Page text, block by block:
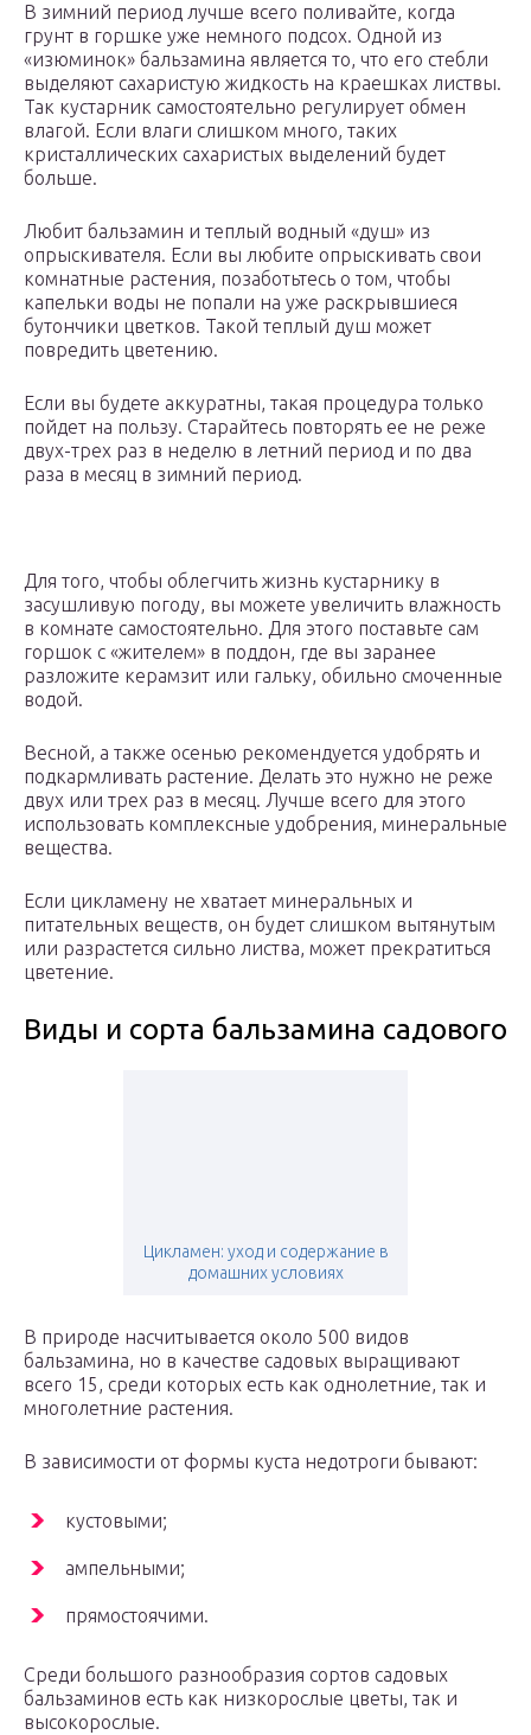
В зимний период лучше всего поливайте, когда
грунт в горшке уже немного подсох. Одной из
«изюминок» бальзамина является то, что его стебли
выделяют сахаристую жидкость на краешках листвы.
Так кустарник самостоятельно регулирует обмен
влагой. Если влаги слишком много, таких
кристаллических сахаристых выделений будет
больше.
Любит бальзамин и теплый водный «душ» из
опрыскивателя. Если вы любите опрыскивать свои
комнатные растения, позаботьтесь о том, чтобы
капельки воды не попали на уже раскрывшиеся
бутончики цветков. Такой теплый душ может
повредить цветению.
Если вы будете аккуратны, такая процедура только
пойдет на пользу. Старайтесь повторять ее не реже
двух-трех раз в неделю в летний период и по два
раза в месяц в зимний период.
Для того, чтобы облегчить жизнь кустарнику в
засушливую погоду, вы можете увеличить влажность
в комнате самостоятельно. Для этого поставьте сам
горшок с «жителем» в поддон, где вы заранее
разложите керамзит или гальку, обильно смоченные
водой.
Весной, а также осенью рекомендуется удобрять и
подкармливать растение. Делать это нужно не реже
двух или трех раз в месяц. Лучше всего для этого
использовать комплексные удобрения, минеральные
вещества.
Если цикламену не хватает минеральных и
питательных веществ, он будет слишком вытянутым
или разрастется сильно листва, может прекратиться
цветение.
Виды и сорта бальзамина садового
Цикламен: уход и содержание в
домашних условиях
В природе насчитывается около 500 видов
бальзамина, но в качестве садовых выращивают
всего 15, среди которых есть как однолетние, так и
многолетние растения.
В зависимости от формы куста недотроги бывают:
кустовыми;
ампельными;
прямостоячими.
Среди большого разнообразия сортов садовых
бальзаминов есть как низкорослые цветы, так и
высокорослые.